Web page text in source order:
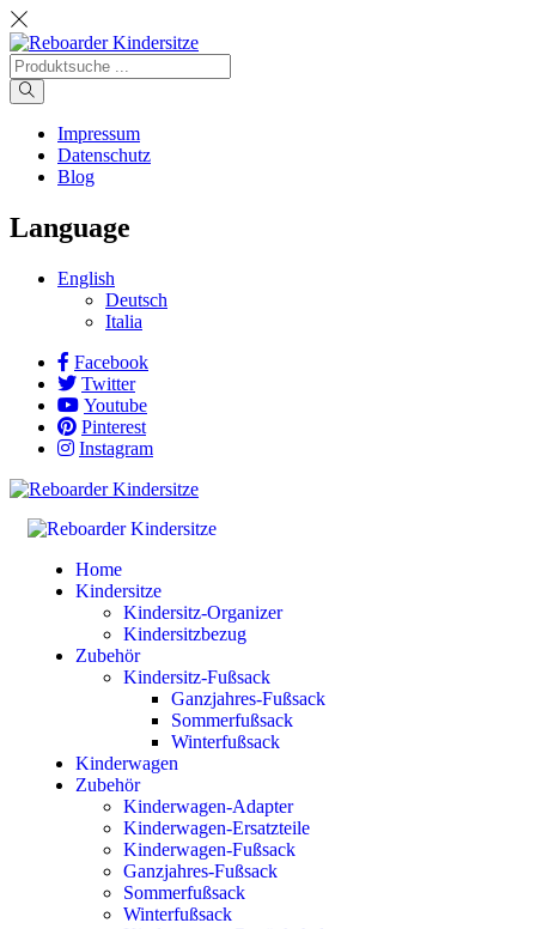
Impressum
Datenschutz
Blog
Language
English
Deutsch
Italia
Facebook
Twitter
Youtube
Pinterest
Instagram
Home
Kindersitze
Kindersitz-Organizer
Kindersitzbezug
Zubehör
Kindersitz-Fußsack
Ganzjahres-Fußsack
Sommerfußsack
Winterfußsack
Kinderwagen
Zubehör
Kinderwagen-Adapter
Kinderwagen-Ersatzteile
Kinderwagen-Fußsack
Ganzjahres-Fußsack
Sommerfußsack
Winterfußsack